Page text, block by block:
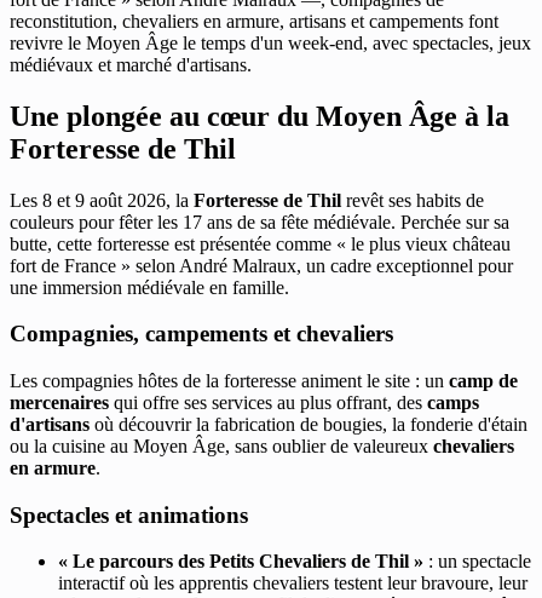
reconstitution, chevaliers en armure, artisans et campements font
revivre le Moyen Âge le temps d'un week-end, avec spectacles, jeux
médiévaux et marché d'artisans.
Une plongée au cœur du Moyen Âge à la
Forteresse de Thil
Les 8 et 9 août 2026, la Forteresse de Thil revêt ses habits de
couleurs pour fêter les 17 ans de sa fête médiévale. Perchée sur sa
butte, cette forteresse est présentée comme « le plus vieux château
fort de France » selon André Malraux, un cadre exceptionnel pour
une immersion médiévale en famille.
Compagnies, campements et chevaliers
Les compagnies hôtes de la forteresse animent le site : un camp de
mercenaires qui offre ses services au plus offrant, des camps
d'artisans où découvrir la fabrication de bougies, la fonderie d'étain
ou la cuisine au Moyen Âge, sans oublier de valeureux chevaliers
en armure.
Spectacles et animations
« Le parcours des Petits Chevaliers de Thil » : un spectacle
interactif où les apprentis chevaliers testent leur bravoure, leur